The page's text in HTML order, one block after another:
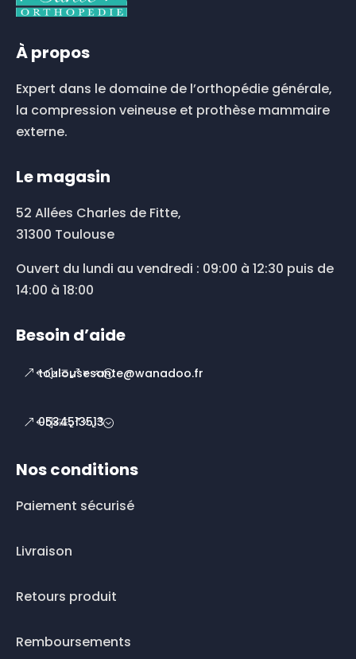
À propos
Expert dans le domaine de l’orthopédie générale,
la compression veineuse et prothèse mammaire
externe.
Le magasin
52 Allées Charles de Fitte,
31300 Toulouse
Ouvert du lundi au vendredi : 09:00 à 12:30 puis de
14:00 à 18:00
Besoin d’aide
toulousesante@wanadoo.fr
0534513513
Nos conditions
Paiement sécurisé
Livraison
Retours produit
Remboursements